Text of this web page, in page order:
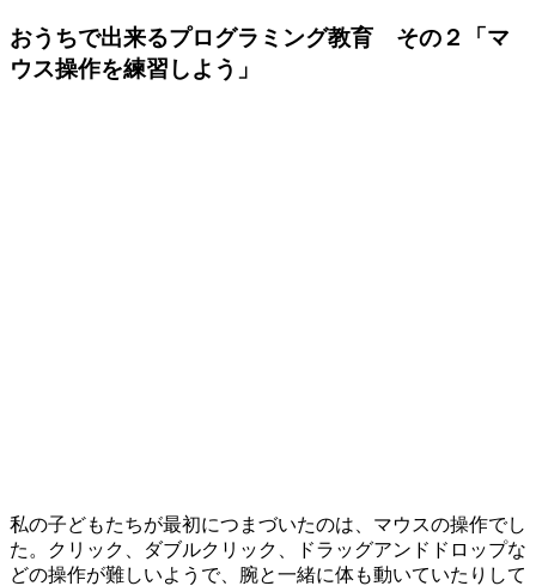
おうちで出来るプログラミング教育 その２「マ
ウス操作を練習しよう」
私の子どもたちが最初につまづいたのは、マウスの操作でし
た。クリック、ダブルクリック、ドラッグアンドドロップな
どの操作が難しいようで、腕と一緒に体も動いていたりして